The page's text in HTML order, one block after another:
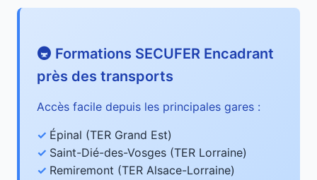
🚇 Formations SECUFER Encadrant
près des transports
Accès facile depuis les principales gares :
Épinal (TER Grand Est)
Saint-Dié-des-Vosges (TER Lorraine)
Remiremont (TER Alsace-Lorraine)